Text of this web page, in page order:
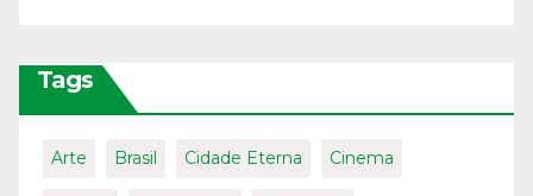
Tags
Arte Brasil Cidade Eterna Cinema